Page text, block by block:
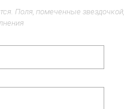
Поля, помеченные звездочкой,